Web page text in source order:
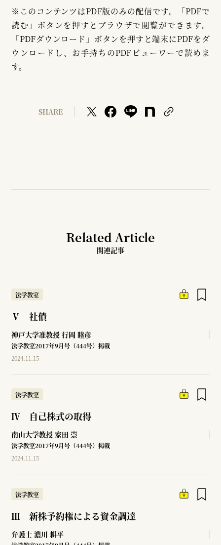
※このコンテンツはPDF版のみの配信です。「PDFで
読む」ボタンを押すとブラウザで閲覧ができます。
「PDFダウンロード」ボタンを押すと端末にPDFをダ
ウンロードし、お手持ちのPDFビューワーで読めま
す。
SHARE
Related Article
関連記事
法学教室
Ⅴ 社債
神戸大学准教授 行岡 睦彦
法学教室2017年9月号（444号）掲載
2024.11.15
法学教室
Ⅳ 自己株式の取得
南山大学教授 家田 崇
法学教室2017年9月号（444号）掲載
2024.11.15
法学教室
Ⅲ 新株予約権による資金調達
弁護士 濃川 耕平